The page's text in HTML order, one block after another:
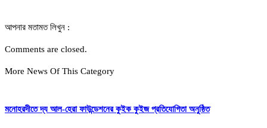
আপনার মতামত লিখুন :
Comments are closed.
More News Of This Category
মনোহরদীতে দ্য আল-হেরা ফাউন্ডেশনের কুইক কুইজ প্রতিযোগিতা অনুষ্ঠিত